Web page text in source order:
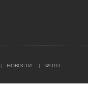
НОВОСТИ ФОТО